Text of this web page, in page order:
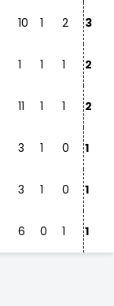
10 1 2 3
1 1 1 2
11 1 1 2
3 1 0 1
3 1 0 1
6 0 1 1